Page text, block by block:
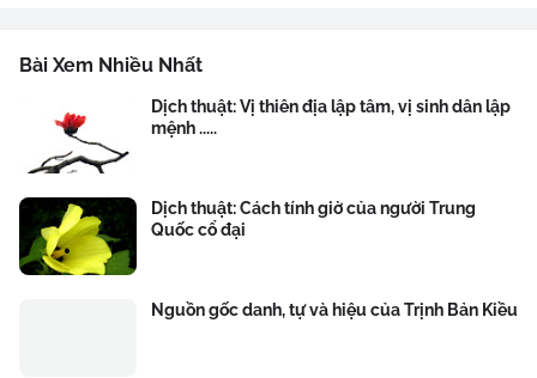
Bài Xem Nhiều Nhất
Dịch thuật: Vị thiên địa lập tâm, vị sinh dân lập
mệnh .....
Dịch thuật: Cách tính giờ của người Trung
Quốc cổ đại
Nguồn gốc danh, tự và hiệu của Trịnh Bản Kiều